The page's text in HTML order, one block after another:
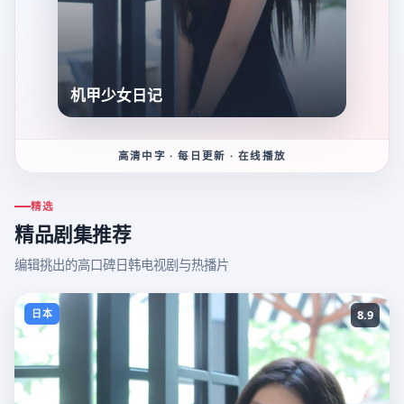
机甲少女日记
高清中字 · 每日更新 · 在线播放
精选
精品剧集推荐
编辑挑出的高口碑日韩电视剧与热播片
日本 8.9